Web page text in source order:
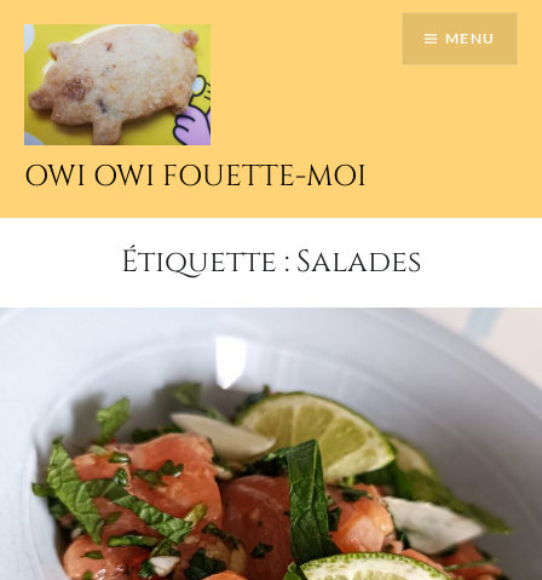
contenu
principal
OWI OWI FOUETTE-MOI
MENU
Étiquette : Salades